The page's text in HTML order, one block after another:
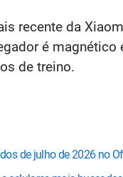
recente da
é
de treino.
de julho de 2026 no